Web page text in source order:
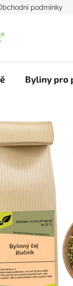
podmínky
Byliny pro